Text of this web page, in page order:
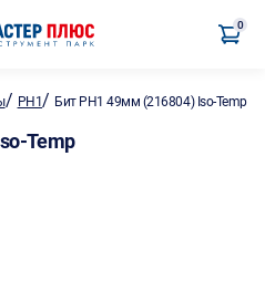
0
/ PH1/ Бит PH1 49мм (216804) Iso-Temp
Temp